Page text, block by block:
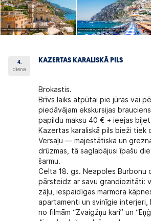
4.
diena
KAZERTAS KARALISKĀ PILS
Brokastis.
Brīvs laiks atpūtai pie jūras vai
piedāvājam ekskursijas
papildu maksu 40 € + ieejas
Kazertas karaliskā pils bieži tiek
Versaļu — majestātiska un
drūzmas, tā saglabājusi īpašu
šarmu.
Celta 18. gs. Neapoles Burbonu
pārsteidz ar savu grandiozitāti:
zāļu, iespaidīgas marmora
apartamenti un svinīgie interjeri,
no filmām “Zvaigžņu kari” un